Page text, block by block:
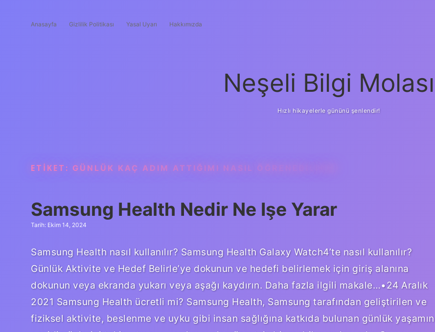
Anasayfa Gizlilik Politikası Yasal Uyarı Hakkımızda
Neşeli Bilgi Molası
Hızlı hikayelerle gününü şenlendir!
ETIKET: GÜNLÜK KAÇ ADIM ATTIĞIMI NASIL ÖĞRENEBILIRIM
Samsung Health Nedir Ne Işe Yarar
Tarih: Ekim 14, 2024
Samsung Health nasıl kullanılır? Samsung Health Galaxy Watch4’te nasıl kullanılır?
Günlük Aktivite ve Hedef Belirle’ye dokunun ve hedefi belirlemek için giriş alanına
dokunun veya ekranda yukarı veya aşağı kaydırın. Daha fazla ilgili makale…•24 Aralık
2021 Samsung Health ücretli mi? Samsung Health, Samsung tarafından geliştirilen ve
fiziksel aktivite, beslenme ve uyku gibi insan sağlığına katkıda bulunan günlük yaşamın